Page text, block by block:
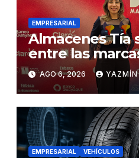
EMPRESARIAL
Almacenes Tía
entre las
influyentes del
AGO 6, 2026
EMPRESARIAL VEHÍCULOS